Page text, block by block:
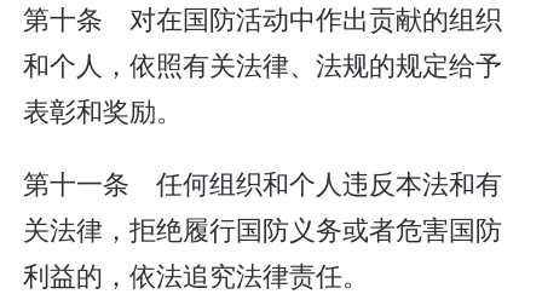
第十条 对在国防活动中作出贡献的组织
和个人，依照有关法律、法规的规定给予
表彰和奖励。
第十一条 任何组织和个人违反本法和有
关法律，拒绝履行国防义务或者危害国防
利益的，依法追究法律责任。